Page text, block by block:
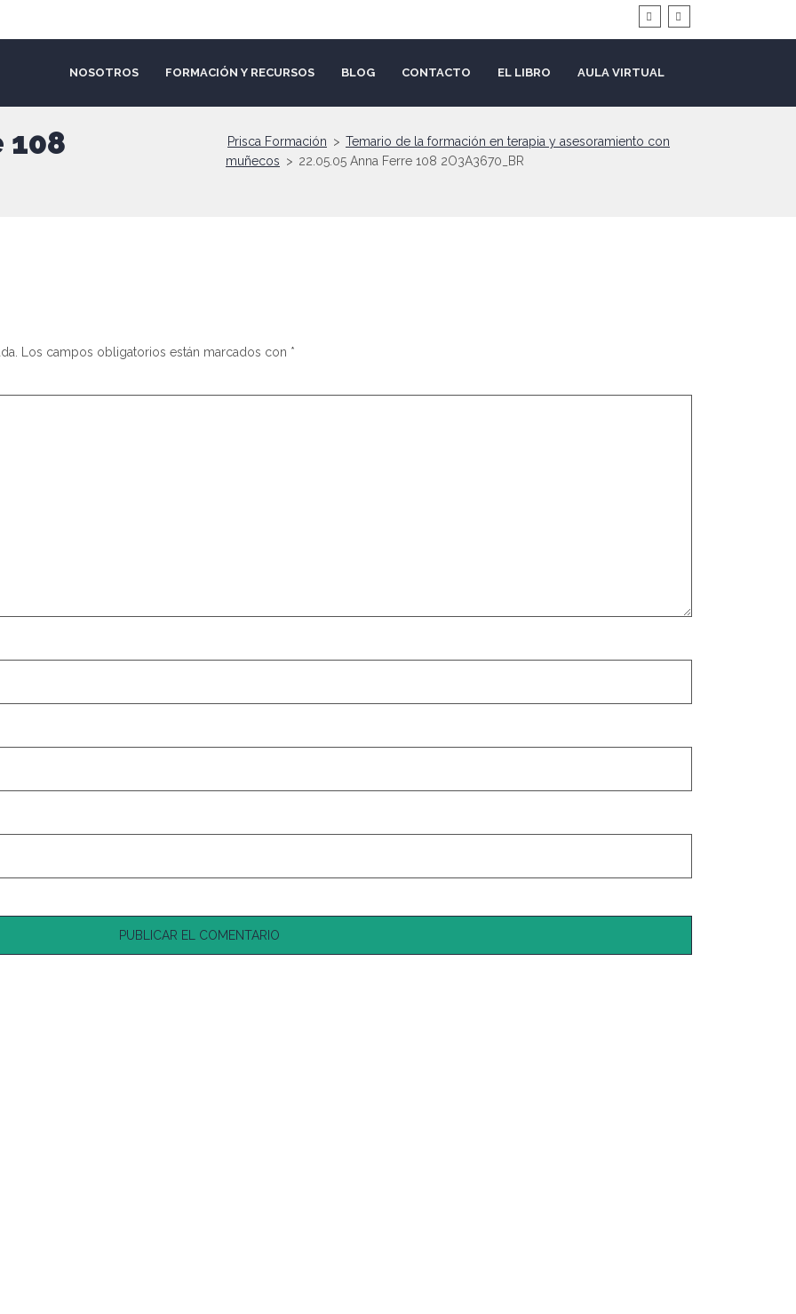
NOSOTROS FORMACIÓN Y RECURSOS BLOG CONTACTO EL LIBRO AULA VIRTUAL
108 Prisca Formación > Temario de la formación en terapia y asesoramiento con
muñecos > 22.05.05 Anna Ferre 108 2O3A3670_BR
Los campos obligatorios están marcados con *